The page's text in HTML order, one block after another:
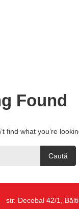
Found
find what you’re
str. Decebal 42/1,